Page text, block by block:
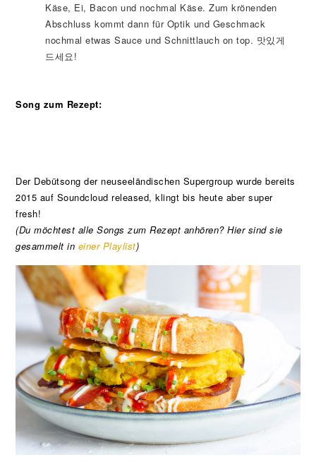
Käse, Ei, Bacon und nochmal Käse. Zum krönenden
Abschluss kommt dann für Optik und Geschmack
nochmal etwas Sauce und Schnittlauch on top. 맛있게
드세요!
Song zum Rezept:
Der Debütsong der neuseeländischen Supergroup wurde bereits
2015 auf Soundcloud released, klingt bis heute aber super
fresh!
(Du möchtest alle Songs zum Rezept anhören? Hier sind sie
gesammelt in einer Playlist)